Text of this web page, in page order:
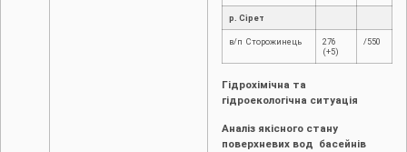
р. Сірет
в/п Сторожинець
276
(+5)
/550
Гідрохімічна та
гідроекологічна ситуація
Аналіз якісного стану
поверхневих вод басейнів